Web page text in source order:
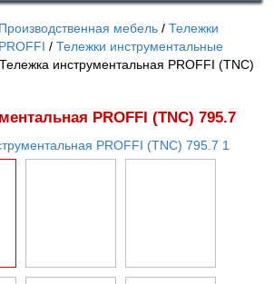
Производственная мебель
Тележки
Тележки инструментальные
Тележка инструментальная PROFFI (TNC)
PROFFI (TNC) 795.7